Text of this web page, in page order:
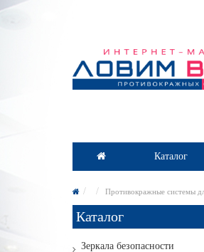
Каталог
Противокражные системы
Каталог
Зеркала безопасности